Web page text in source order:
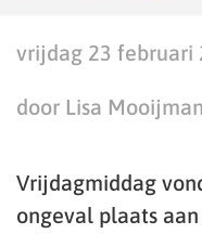
vrijdag 23 februari
door Lisa Mooijman
Vrijdagmiddag
ongeval plaats aan